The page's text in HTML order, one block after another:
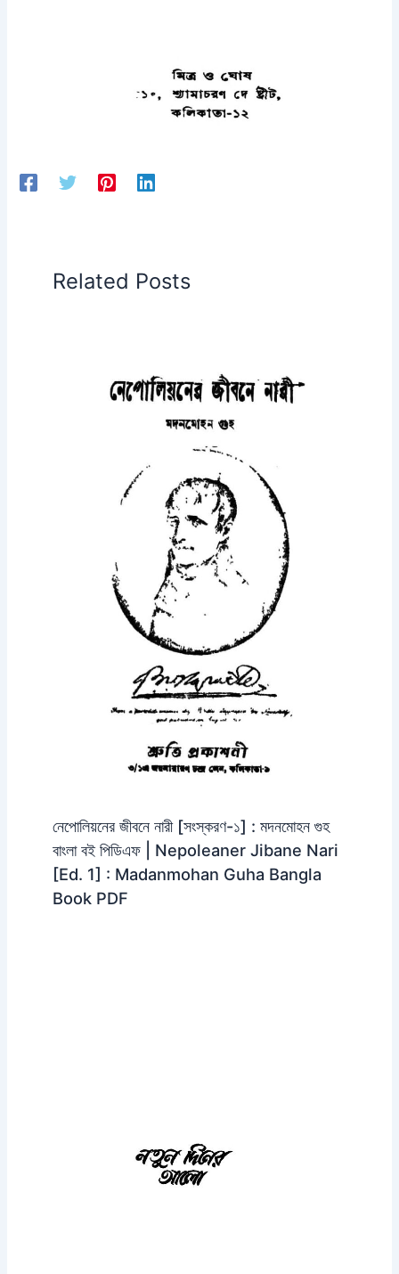
Related Posts
নেপোলিয়নের জীবনে নারী [সংস্করণ-১] : মদনমোহন গুহ
বাংলা বই পিডিএফ | Nepoleaner Jibane Nari
[Ed. 1] : Madanmohan Guha Bangla
Book PDF